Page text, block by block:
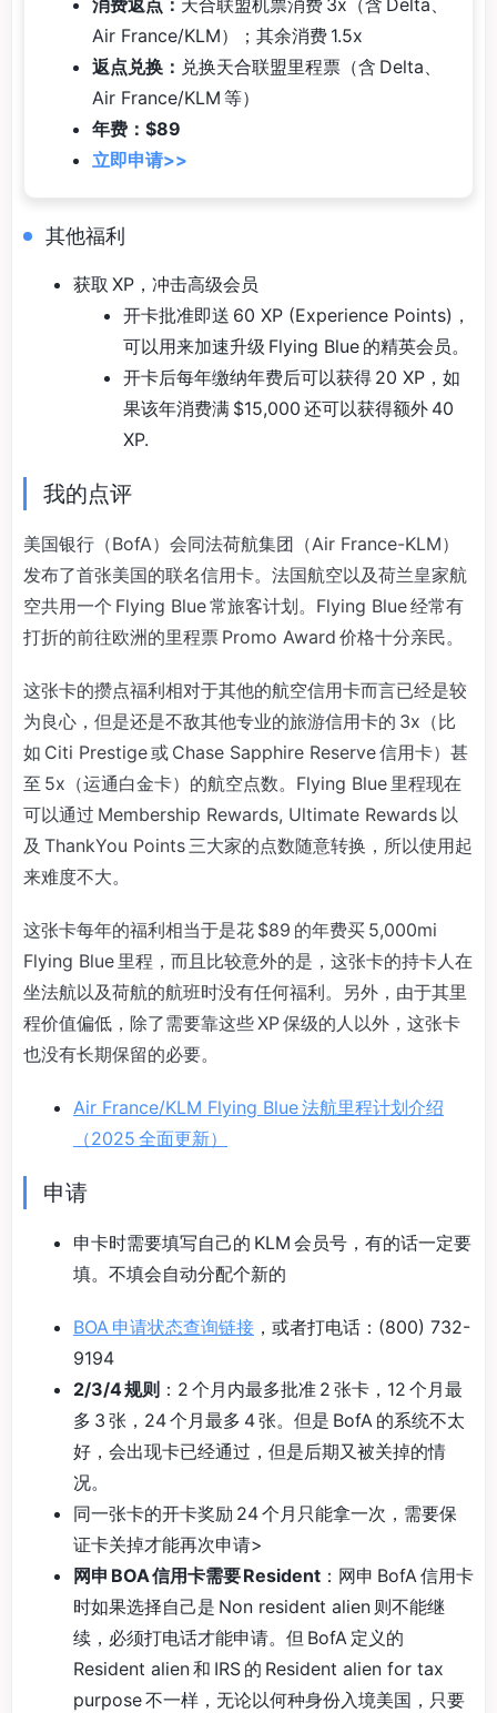
Air France/KLM）；其余消费 1.5x
返点兑换： 兑换天合联盟里程票（含 Delta、
Air France/KLM 等）
年费：$89
立即申请>>
其他福利
获取 XP，冲击高级会员
开卡批准即送 60 XP (Experience Points)，
可以用来加速升级 Flying Blue 的精英会员。
开卡后每年缴纳年费后可以获得 20 XP，如
果该年消费满 $15,000 还可以获得额外 40
XP.
我的点评
美国银行（BofA）会同法荷航集团（Air France-KLM）
发布了首张美国的联名信用卡。法国航空以及荷兰皇家航
空共用一个 Flying Blue 常旅客计划。Flying Blue 经常有
打折的前往欧洲的里程票 Promo Award 价格十分亲民。
这张卡的攒点福利相对于其他的航空信用卡而言已经是较
为良心，但是还是不敌其他专业的旅游信用卡的 3x（比
如 Citi Prestige 或 Chase Sapphire Reserve 信用卡）甚
至 5x（运通白金卡）的航空点数。Flying Blue 里程现在
可以通过 Membership Rewards, Ultimate Rewards 以
及 ThankYou Points 三大家的点数随意转换，所以使用起
来难度不大。
这张卡每年的福利相当于是花 $89 的年费买 5,000mi
Flying Blue 里程，而且比较意外的是，这张卡的持卡人在
坐法航以及荷航的航班时没有任何福利。另外，由于其里
程价值偏低，除了需要靠这些 XP 保级的人以外，这张卡
也没有长期保留的必要。
Air France/KLM Flying Blue 法航里程计划介绍
（2025 全面更新）
申请
申卡时需要填写自己的 KLM 会员号，有的话一定要
填。不填会自动分配个新的
BOA 申请状态查询链接 ，或者打电话：(800) 732-
9194
2/3/4 规则 ：2 个月内最多批准 2 张卡，12 个月最
多 3 张，24 个月最多 4 张。但是 BofA 的系统不太
好，会出现卡已经通过，但是后期又被关掉的情
况。
同一张卡的开卡奖励 24 个月只能拿一次，需要保
证卡关掉才能再次申请>
网申 BOA 信用卡需要 Resident ：网申 BofA 信用卡
时如果选择自己是 Non resident alien 则不能继
续，必须打电话才能申请。但 BofA 定义的
Resident alien 和 IRS 的 Resident alien for tax
purpose 不一样，无论以何种身份入境美国，只要